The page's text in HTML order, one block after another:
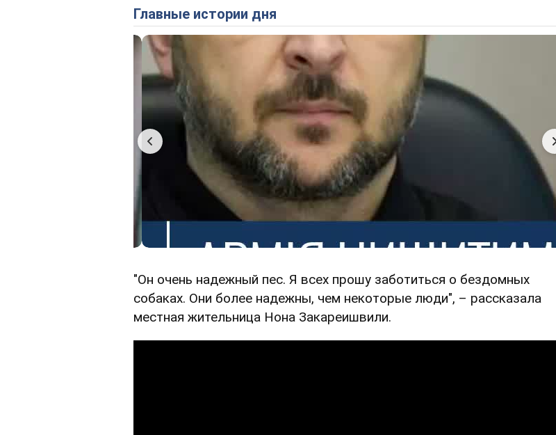
Главные истории дня
"Он очень надежный пес. Я всех прошу заботиться о бездомных
собаках. Они более надежны, чем некоторые люди", – рассказала
местная жительница Нона Закареишвили.